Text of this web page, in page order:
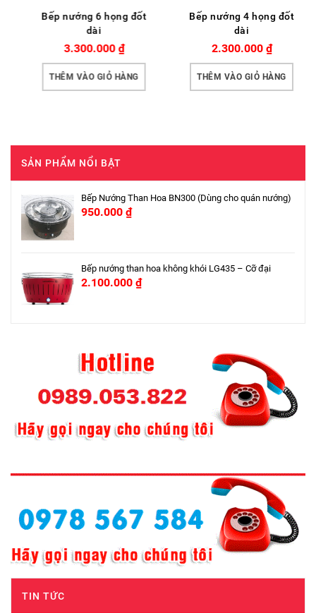
Bếp nướng 6 họng đốt
dài
3.300.000₫
THÊM VÀO GIỎ HÀNG
Bếp nướng 4 họng đốt
dài
2.300.000₫
THÊM VÀO GIỎ HÀNG
SẢN PHẨM NỔI BẬT
Bếp Nướng Than Hoa BN300 (Dùng cho quán nướng)
950.000 ₫
Bếp nướng than hoa không khói LG435 – Cỡ đại
2.100.000 ₫
TIN TỨC